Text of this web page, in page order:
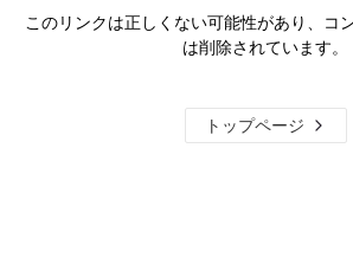
このリンクは正しくない可能性があり、コ
は削除されています。
トップページ